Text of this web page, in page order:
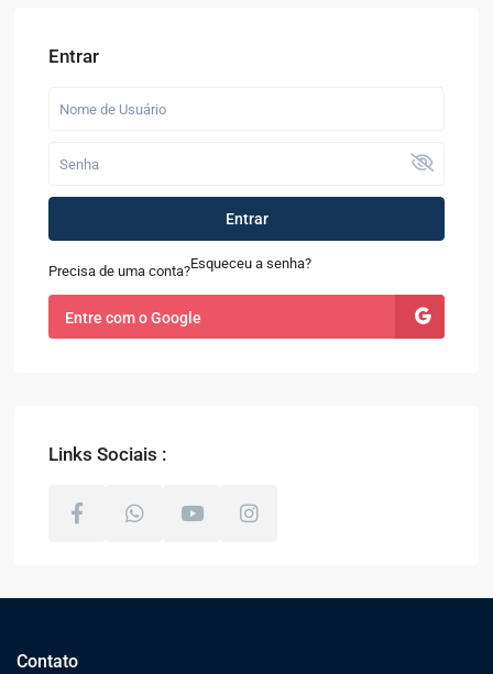
Entrar
Entrar
Precisa de uma conta?Esqueceu a senha?
Entre com o Google
Links Sociais :
Contato